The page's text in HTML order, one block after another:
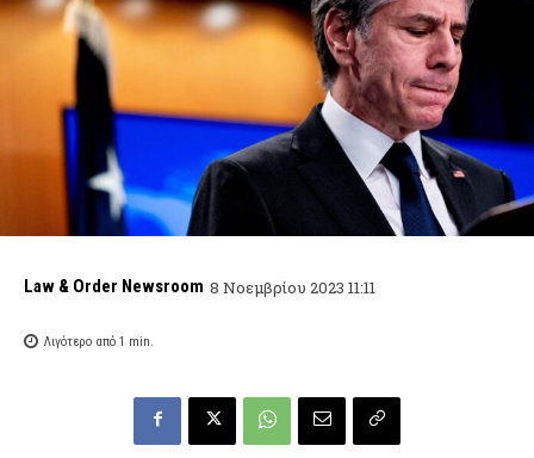
Law & Order Newsroom 8 Νοεμβρίου 2023 11:11
Λιγότερο από 1 min.